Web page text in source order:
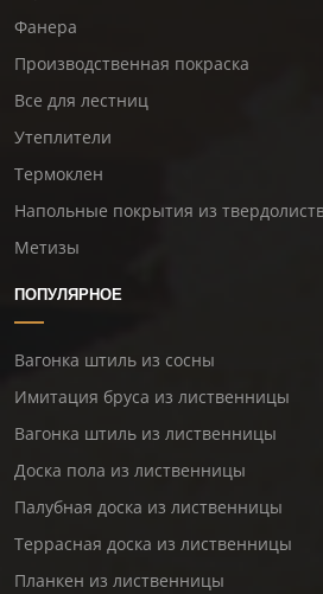
Фанера
Производственная покраска
Все для лестниц
Утеплители
Термоклен
Напольные покрытия из
Метизы
ПОПУЛЯРНОЕ
Вагонка штиль из сосны
Имитация бруса из лиственницы
Вагонка штиль из лиственницы
Доска пола из лиственницы
Палубная доска из лиственницы
Террасная доска из лиственницы
Планкен из лиственницы